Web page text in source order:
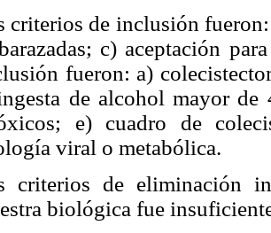
criterios de inclusión
c) aceptación
fueron: a)
de alcohol mayor de
e) cuadro de
viral o metabólica.
criterios de eliminación
biológica fue